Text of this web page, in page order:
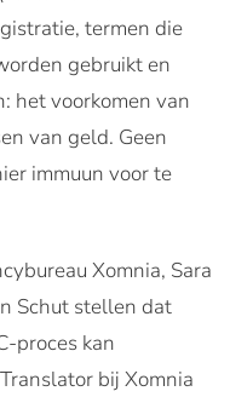
termen die
gebruikt en
het voorkomen van
van geld. Geen
immuun voor te
Xomnia, Sara
Schut stellen dat
proces kan
bij Xomnia